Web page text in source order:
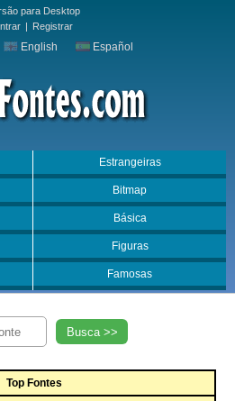
para Desktop
| Registrar
English Español
Estrangeiras
Bitmap
Básica
Figuras
Famosas
Busca >>
Top Fontes